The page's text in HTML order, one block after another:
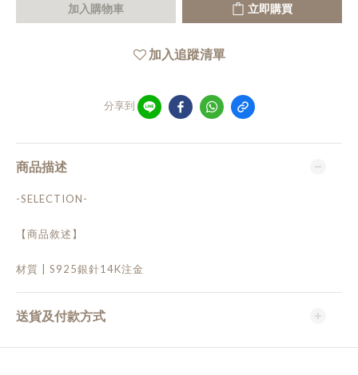
加入購物車 立即購買
加入追蹤清單
分享到
商品描述
-SELECTION-
【商品敘述】
材質 | S925銀針14K注金
送貨及付款方式